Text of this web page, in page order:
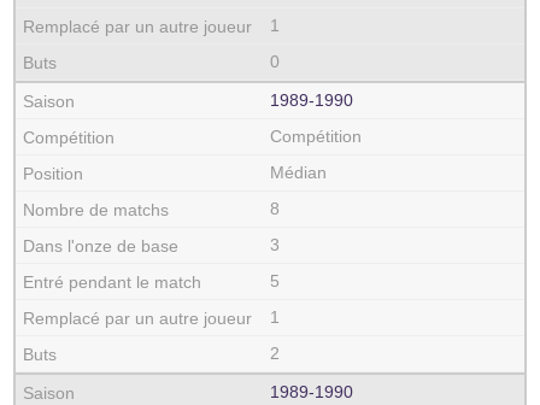
1
0
1989‑1990
Compétition
Médian
8
3
5
1
2
1989‑1990